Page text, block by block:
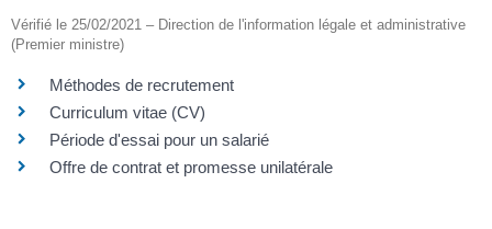
Vérifié le 25/02/2021 – Direction de l'information légale et administrative
(Premier ministre)
Méthodes de recrutement
Curriculum vitae (CV)
Période d'essai pour un salarié
Offre de contrat et promesse unilatérale